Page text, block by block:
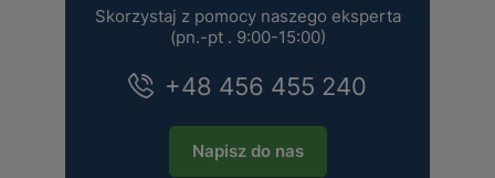
Skorzystaj z pomocy naszego eksperta
(pn.-pt . 9:00-15:00)
+48 456 455 240
Napisz do nas